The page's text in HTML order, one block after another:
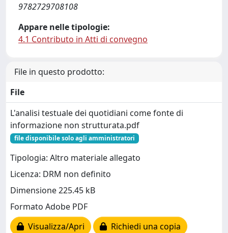
9782729708108
Appare nelle tipologie:
4.1 Contributo in Atti di convegno
File in questo prodotto:
File
L'analisi testuale dei quotidiani come fonte di
informazione non strutturata.pdf
file disponibile solo agli amministratori
Tipologia: Altro materiale allegato
Licenza: DRM non definito
Dimensione 225.45 kB
Formato Adobe PDF
Visualizza/Apri
Richiedi una copia